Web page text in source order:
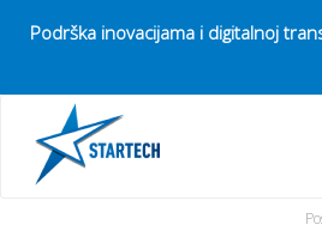
Podrška inovacijama i digitalnoj
Pocetna
Vesti
Objavljen Evropski indeks inovativnosti:
domenu inovacija